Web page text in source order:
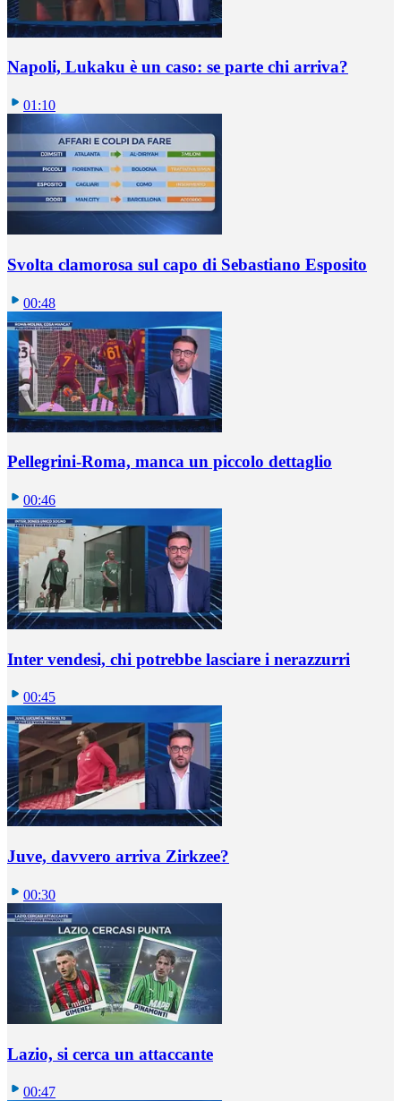
Napoli, Lukaku è un caso: se parte chi arriva?
01:10
Svolta clamorosa sul capo di Sebastiano Esposito
00:48
Pellegrini-Roma, manca un piccolo dettaglio
00:46
Inter vendesi, chi potrebbe lasciare i nerazzurri
00:45
Juve, davvero arriva Zirkzee?
00:30
Lazio, si cerca un attaccante
00:47